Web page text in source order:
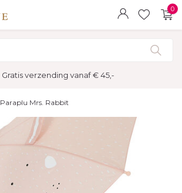
0
Gratis verzending vanaf € 45,-
Paraplu Mrs. Rabbit